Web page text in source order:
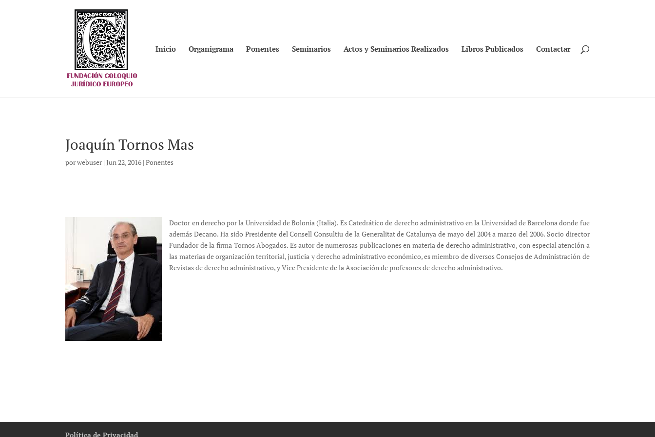
Inicio Organigrama Ponentes Seminarios Actos y Seminarios Realizados Libros Publicados Contactar
Joaquín Tornos Mas
porwebuser|Jun 22, 2016 |Ponentes
Doctor en derecho por la Universidad de Bolonia (Italia). Es Catedrático de derecho administrativo en la Universidad de Barcelona donde fue
además Decano. Ha sido Presidente del Consell Consultiu de la Generalitat de Catalunya de mayo del 2004 a marzo del 2006. Socio director
Fundador de la firma Tornos Abogados. Es autor de numerosas publicaciones en materia de derecho administrativo, con especial atención a
las materias de organización territorial, justicia y derecho administrativo económico, es miembro de diversos Consejos de Administración de
Revistas de derecho administrativo, y Vice Presidente de la Asociación de profesores de derecho administrativo.
Política de Privacidad